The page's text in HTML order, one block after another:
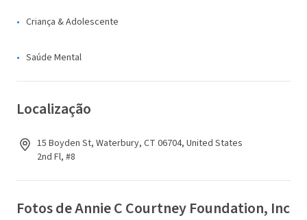
Criança & Adolescente
Saúde Mental
Localização
15 Boyden St, Waterbury, CT 06704, United States
2nd Fl, #8
Fotos de Annie C Courtney Foundation, Inc